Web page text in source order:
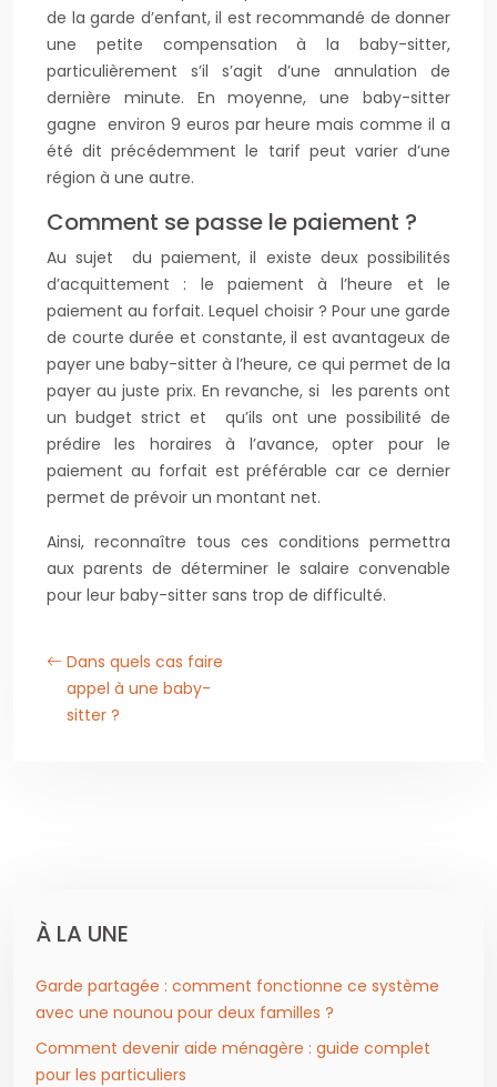
de la garde d’enfant, il est recommandé de donner
une petite compensation à la baby-sitter,
particulièrement s’il s’agit d’une annulation de
dernière minute. En moyenne, une baby-sitter
gagne environ 9 euros par heure mais comme il a
été dit précédemment le tarif peut varier d’une
région à une autre.
Comment se passe le paiement ?
Au sujet du paiement, il existe deux possibilités
d’acquittement : le paiement à l’heure et le
paiement au forfait. Lequel choisir ? Pour une garde
de courte durée et constante, il est avantageux de
payer une baby-sitter à l’heure, ce qui permet de la
payer au juste prix. En revanche, si les parents ont
un budget strict et qu’ils ont une possibilité de
prédire les horaires à l’avance, opter pour le
paiement au forfait est préférable car ce dernier
permet de prévoir un montant net.
Ainsi, reconnaître tous ces conditions permettra
aux parents de déterminer le salaire convenable
pour leur baby-sitter sans trop de difficulté.
Dans quels cas faire
appel à une baby-
sitter ?
À LA UNE
Garde partagée : comment fonctionne ce système
avec une nounou pour deux familles ?
Comment devenir aide ménagère : guide complet
pour les particuliers